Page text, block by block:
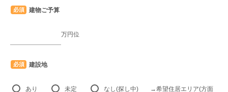
建物ご予算
必須
万円位
建設地
必須
あり 未定 なし(探し中) →希望住居エリア(方面